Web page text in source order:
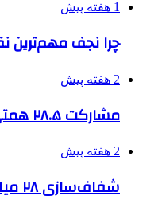
1 هفته پیش
چرا نجف مهم‌ترین
2 هفته پیش
مشارکت ۲۸.۵ همتی خیران در مدرسه‌سازی
2 هفته پیش
شفاف‌سازی ۲۸ میلیارد یورو تعهدات ارزی